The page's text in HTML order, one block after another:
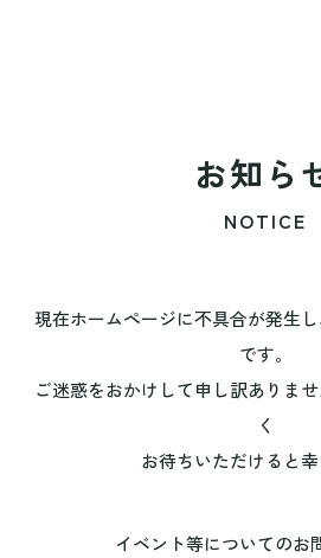
お知ら
NOTICE
現在ホームページに不具合が発生
です。
ご迷惑をおかけして申し訳ありま
く
お待ちいただけると幸
イベント等についてのお